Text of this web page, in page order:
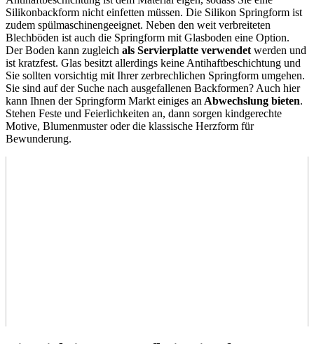
Silikonbackform nicht einfetten müssen. Die Silikon Springform ist
zudem spülmaschinengeeignet. Neben den weit verbreiteten
Blechböden ist auch die Springform mit Glasboden eine Option.
Der Boden kann zugleich als Servierplatte verwendet werden und
ist kratzfest. Glas besitzt allerdings keine Antihaftbeschichtung und
Sie sollten vorsichtig mit Ihrer zerbrechlichen Springform umgehen.
Sie sind auf der Suche nach ausgefallenen Backformen? Auch hier
kann Ihnen der Springform Markt einiges an Abwechslung bieten.
Stehen Feste und Feierlichkeiten an, dann sorgen kindgerechte
Motive, Blumenmuster oder die klassische Herzform für
Bewunderung.